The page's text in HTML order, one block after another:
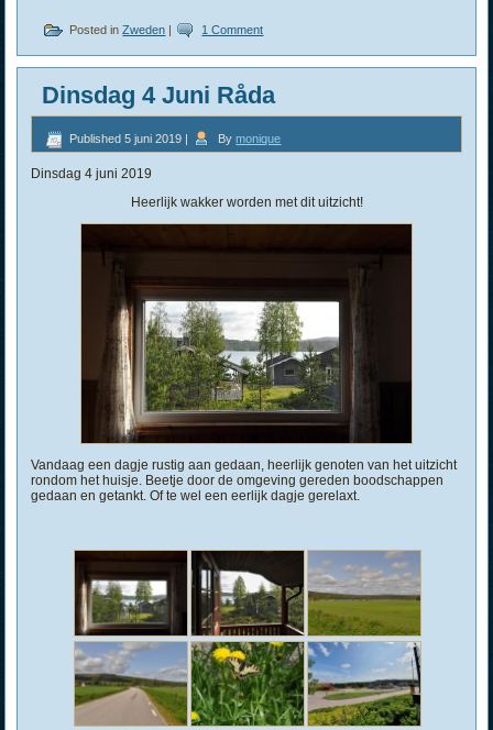
Posted in Zweden 1 Comment
Dinsdag 4 Juni Råda
Published 5 juni 2019 By monique
Dinsdag 4 juni 2019
Heerlijk wakker worden met dit uitzicht!
Vandaag een dagje rustig aan gedaan, heerlijk genoten van het uitzicht
rondom het huisje. Beetje door de omgeving gereden boodschappen
gedaan en getankt. Of te wel een eerlijk dagje gerelaxt.